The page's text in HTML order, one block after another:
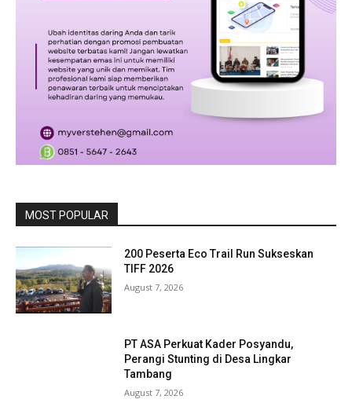
MOST POPULAR
200 Peserta Eco Trail Run Sukseskan
TIFF 2026
August 7, 2026
PT ASA Perkuat Kader Posyandu,
Perangi Stunting di Desa Lingkar
Tambang
August 7, 2026